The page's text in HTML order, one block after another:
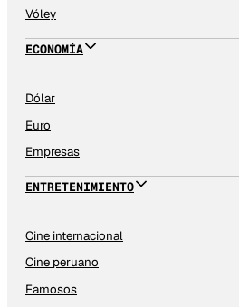
Vóley
ECONOMÍA
Dólar
Euro
Empresas
ENTRETENIMIENTO
Cine internacional
Cine peruano
Famosos